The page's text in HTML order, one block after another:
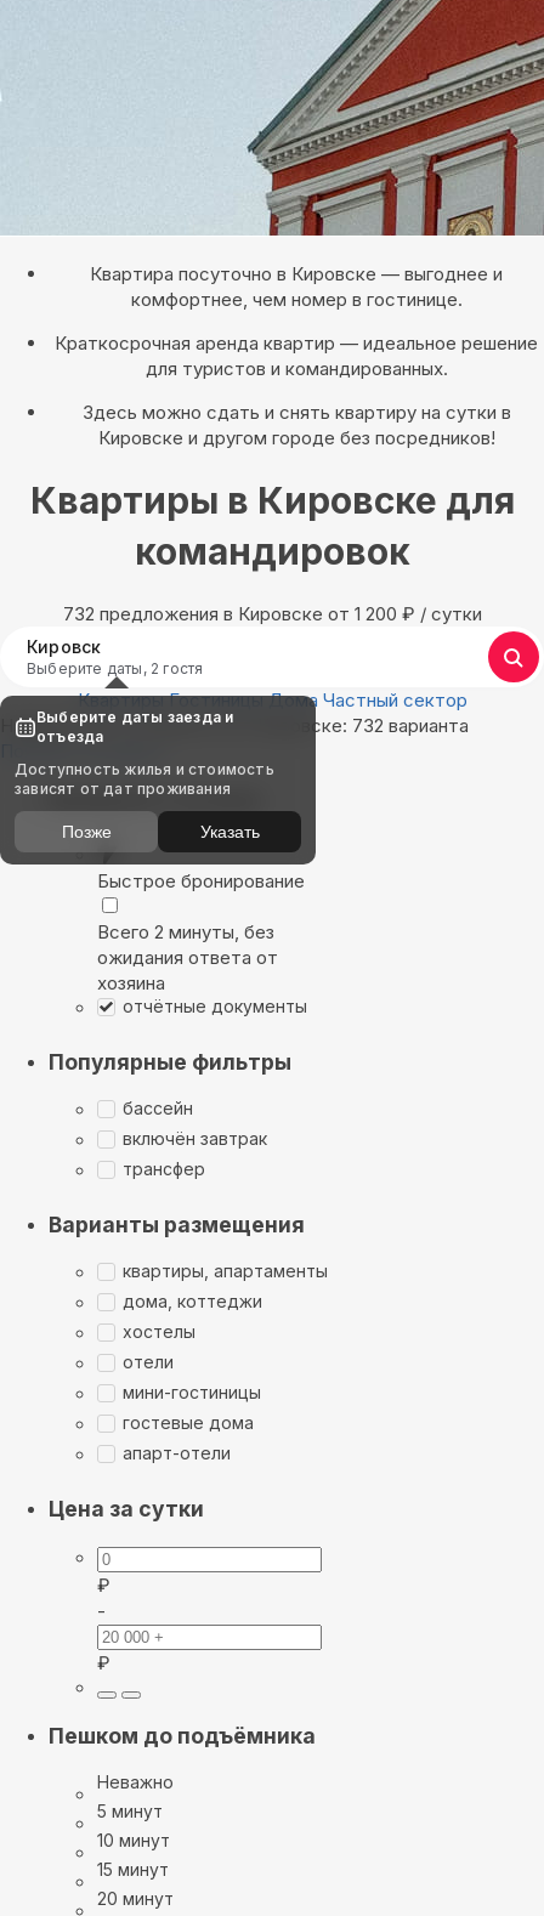
Квартира посуточно в Кировске — выгоднее и
комфортнее, чем номер в гостинице.
Краткосрочная аренда квартир — идеальное решение
для туристов и командированных.
Здесь можно сдать и снять квартиру на сутки в
Кировске и другом городе без посредников!
Квартиры в Кировске для
командировок
732 предложения в Кировске oт 1 200 ₽ / сутки
Кировск
Выберите даты, 2 гостя
Квартиры Гостиницы Дома Частный сектор
Найдём, где остановиться в Кировске: 732 варианта
Показать на карте
Выбирайте лучшее
Быстрое бронирование
Всего 2 минуты, без
ожидания ответа от
хозяина
отчётные документы
Популярные фильтры
бассейн
включён завтрак
трансфер
Варианты размещения
квартиры, апартаменты
дома, коттеджи
хостелы
отели
мини-гостиницы
гостевые дома
апарт-отели
Цена за сутки
₽
-
₽
Пешком до подъёмника
Неважно
5 минут
10 минут
15 минут
20 минут
Выберите даты заезда и
отъезда
Доступность жилья и стоимость
зависят от дат проживания
Позже Указать